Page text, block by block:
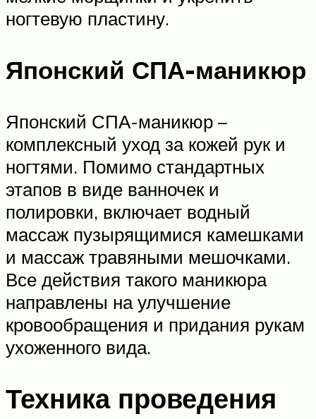
ногтевую пластину.
Японский СПА-маникюр
Японский СПА-маникюр –
комплексный уход за кожей рук и
ногтями. Помимо стандартных
этапов в виде ванночек и
полировки, включает водный
массаж пузырящимися камешками
и массаж травяными мешочками.
Все действия такого маникюра
направлены на улучшение
кровообращения и придания рукам
ухоженного вида.
Техника проведения